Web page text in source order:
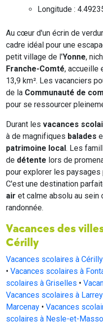
Longitude :
Au cœur d'un écrin de
cadre idéal pour une
petit village de l'Yonne,
Franche-Comté, accueille
13,9 km². Les vacanciers
de la Communauté de
pour se ressourcer
Durant les vacances
à de magnifiques balades
patrimoine local. Les
de détente lors de
pour explorer les
C'est une destination
air et calme absolu au
randonnée.
Vacances des
Cérilly
Vacances scolaires à Cérilly
• Vacances scolaires à
scolaires à Griselles •
Vacances scolaires à Larrey
Marcenay • Vacances
scolaires à Nesle-et-